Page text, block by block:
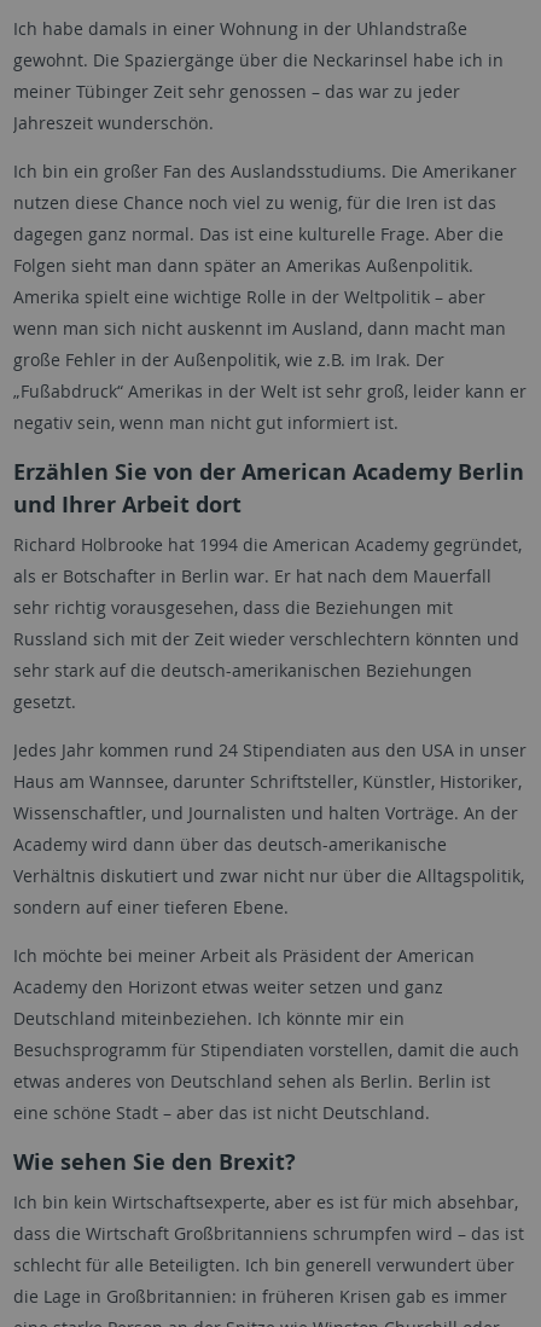
Ich habe damals in einer Wohnung in der Uhlandstraße
gewohnt. Die Spaziergänge über die Neckarinsel habe ich in
meiner Tübinger Zeit sehr genossen – das war zu jeder
Jahreszeit wunderschön.
Ich bin ein großer Fan des Auslandsstudiums. Die Amerikaner
nutzen diese Chance noch viel zu wenig, für die Iren ist das
dagegen ganz normal. Das ist eine kulturelle Frage. Aber die
Folgen sieht man dann später an Amerikas Außenpolitik.
Amerika spielt eine wichtige Rolle in der Weltpolitik – aber
wenn man sich nicht auskennt im Ausland, dann macht man
große Fehler in der Außenpolitik, wie z.B. im Irak. Der
„Fußabdruck“ Amerikas in der Welt ist sehr groß, leider kann er
negativ sein, wenn man nicht gut informiert ist.
Erzählen Sie von der American Academy Berlin
und Ihrer Arbeit dort
Richard Holbrooke hat 1994 die American Academy gegründet,
als er Botschafter in Berlin war. Er hat nach dem Mauerfall
sehr richtig vorausgesehen, dass die Beziehungen mit
Russland sich mit der Zeit wieder verschlechtern könnten und
sehr stark auf die deutsch-amerikanischen Beziehungen
gesetzt.
Jedes Jahr kommen rund 24 Stipendiaten aus den USA in unser
Haus am Wannsee, darunter Schriftsteller, Künstler, Historiker,
Wissenschaftler, und Journalisten und halten Vorträge. An der
Academy wird dann über das deutsch-amerikanische
Verhältnis diskutiert und zwar nicht nur über die Alltagspolitik,
sondern auf einer tieferen Ebene.
Ich möchte bei meiner Arbeit als Präsident der American
Academy den Horizont etwas weiter setzen und ganz
Deutschland miteinbeziehen. Ich könnte mir ein
Besuchsprogramm für Stipendiaten vorstellen, damit die auch
etwas anderes von Deutschland sehen als Berlin. Berlin ist
eine schöne Stadt – aber das ist nicht Deutschland.
Wie sehen Sie den Brexit?
Ich bin kein Wirtschaftsexperte, aber es ist für mich absehbar,
dass die Wirtschaft Großbritanniens schrumpfen wird – das ist
schlecht für alle Beteiligten. Ich bin generell verwundert über
die Lage in Großbritannien: in früheren Krisen gab es immer